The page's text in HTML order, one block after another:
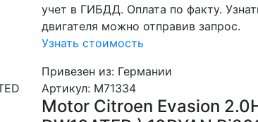
учет в ГИБДД. Оплата по факту.
двигателя можно отправив запрос.
Узнать стоимость
Привезен из: Германии
Артикул: M71334
Motor Citroen Evasion